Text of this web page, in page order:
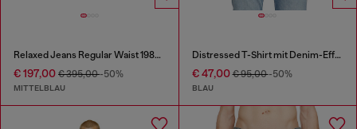
Relaxed Jeans Regular Waist 1980 D-Eeper
€ 197,00 € 395,00-50%
MITTELBLAU
Distressed T-Shirt mit Denim-Effekt
€ 47,00€ 95,00-50%
BLAU